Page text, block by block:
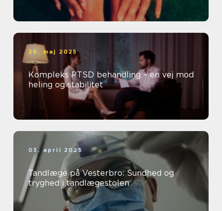
29. maj 2025
Kompleks PTSD behandling – en vej mod
heling og stabilitet
03. april 2025
Tandlæge på Vesterbro: Sundhed og
tryghed i tandlægestolen